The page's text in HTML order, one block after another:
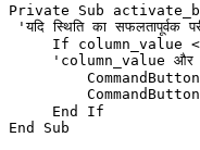
Private Sub
'यदि स्थिति का सफलतापूर्वक
If column_value
'column_value और
     End If
End Sub